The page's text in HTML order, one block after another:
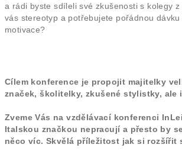
a rádi byste sdíleli své zkušenosti s kolegy
vás stereotyp a potřebujete pořádnou dávku
motivace?
Cílem konference je propojit majitelky
značek, školitelky, zkušené stylistky, ale
Zveme Vás na vzdělávací konferenci
Italskou značkou nepracují a přesto by
něco víc. Skvělá příležitost jak si rozšířit